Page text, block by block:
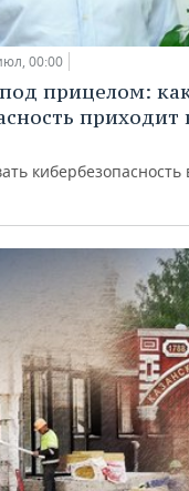
00:00
прицелом:
приходит
кибербезопасность